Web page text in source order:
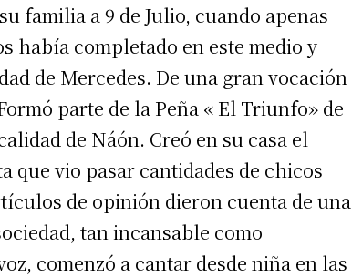
familia a 9 de Julio, cuando apenas
había completado en este medio y
de Mercedes. De una gran vocación
parte de la Peña « El Triunfo» de
de Náón. Creó en su casa el
que vio pasar cantidades de chicos
de opinión dieron cuenta de una
tan incansable como
comenzó a cantar desde niña en las